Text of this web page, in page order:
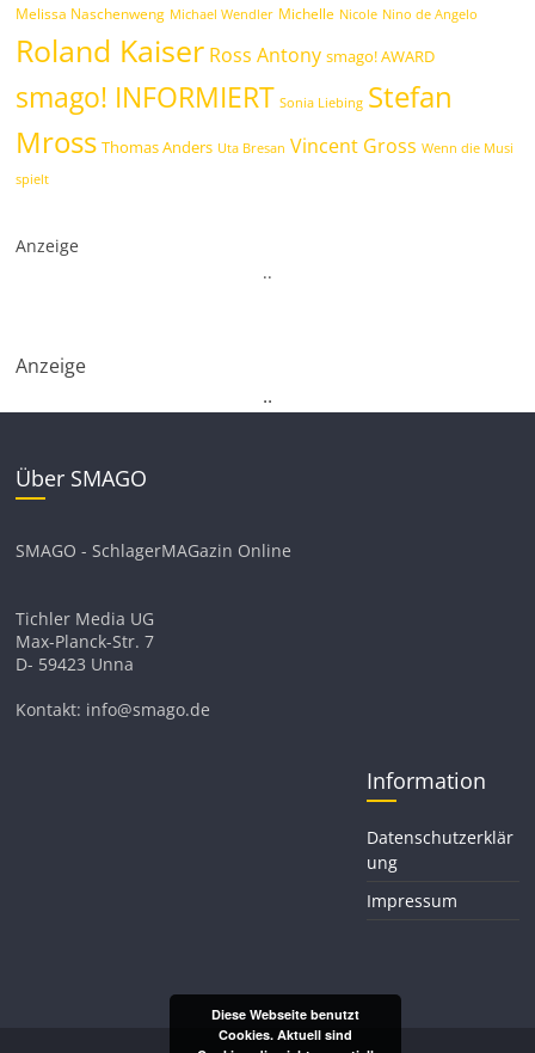
Melissa Naschenweng Michael Wendler Michelle Nicole Nino de Angelo
Roland Kaiser Ross Antony smago! AWARD
smago! INFORMIERT Sonia Liebing Stefan
Mross Thomas Anders Uta Bresan Vincent Gross Wenn die Musi
spielt
Anzeige
..
Anzeige
..
Über SMAGO
SMAGO - SchlagerMAGazin Online
Tichler Media UG
Max-Planck-Str. 7
D- 59423 Unna
Kontakt: info@smago.de
Information
Datenschutzerklär
ung
Impressum
Diese Webseite benutzt
Cookies. Aktuell sind